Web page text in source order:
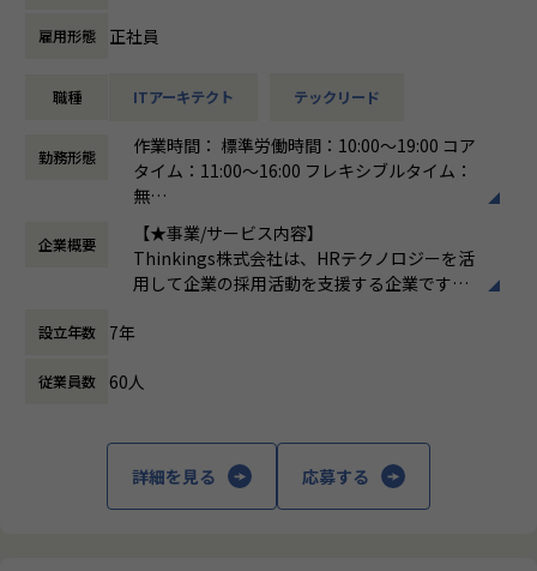
増えてきています。業種やターゲットユーザー、今から立ち
ます。フルスタックなエンジニアを目指せる環境です。
高い技術力のある技術者が豊富にいるので、次はこの技術を
やってみたいという声ややるべきという考えが出てくる風土
です。世界中の最先端テクノロジーと結び付け、お客様や自
社のビジネスイノベーションに貢献できます。
チームとして助け合って業務を遂行する環境。 チームワーク
を大切にしており、日常的なコミュニケーション、コードレ
ビュー、スキル共有を通じて、メンバー全員が成長できるカ
昨年度有給取得率８０％以上。プライベートも充実し、やり
ンと安定した納得の給与も得ることが可能です。
【業務の変更の範囲】
＜具体的な業務イメージ＞
現在はPoCフェーズのため、技術と顧客課題の両面から「本
を見極める検証開発を行っています。企画と開発が一体とな
「顧客にどんな新しいソリューションを提供できるか」を技
術・ビジネスの両面からアプローチしていただきます。
▼新規領域におけるアーキテクチャ設計・技術選定
フロントエンド、バックエンド、インフラ、LLMモデル選定
など、サービス化を見据えたゼロベースからの土台作りと技
装
▼ビジネスサイド（PdM・経営層）と連携した技術的アプロ
ーチの策定
雇用形態 正社員
職種 ITアーキテクト テックリード
勤務形態
作業時間： 標準労働時間：10:00～19:00 コア
タイム：11:00～16:00 フレキシブルタイム：
無
働き方：
フレックス制（コアタイムあり）
時間外労働の有無： 有（月平均15時間）
休憩時間： 60分
企業概要
【★事業/サービス内容】
Thinkings株式会社は、HRテクノロジーを活
用して企業の採用活動を支援する企業です。
採用管理システムで、企業が効率的かつ効果
します。sonar ATSは、応募者の管理、面接
ます。また、AIを活用したエントリーシート
選考支援機能も搭載しており、企業の採用活
動をさらに効率化します。
設立年数 7年
従業員数 60人
詳細を見る 応募する